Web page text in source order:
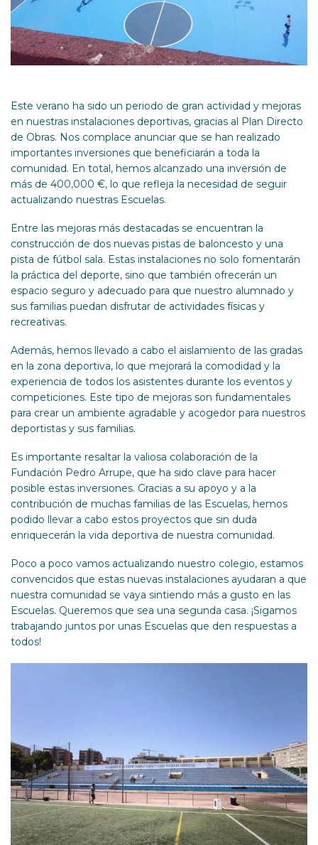
Este verano ha sido un periodo de gran actividad y mejoras
en nuestras instalaciones deportivas, gracias al Plan Directo
de Obras. Nos complace anunciar que se han realizado
importantes inversiones que beneficiarán a toda la
comunidad. En total, hemos alcanzado una inversión de
más de 400,000 €, lo que refleja la necesidad de seguir
actualizando nuestras Escuelas.
Entre las mejoras más destacadas se encuentran la
construcción de dos nuevas pistas de baloncesto y una
pista de fútbol sala. Estas instalaciones no solo fomentarán
la práctica del deporte, sino que también ofrecerán un
espacio seguro y adecuado para que nuestro alumnado y
sus familias puedan disfrutar de actividades físicas y
recreativas.
Además, hemos llevado a cabo el aislamiento de las gradas
en la zona deportiva, lo que mejorará la comodidad y la
experiencia de todos los asistentes durante los eventos y
competiciones. Este tipo de mejoras son fundamentales
para crear un ambiente agradable y acogedor para nuestros
deportistas y sus familias.
Es importante resaltar la valiosa colaboración de la
Fundación Pedro Arrupe, que ha sido clave para hacer
posible estas inversiones. Gracias a su apoyo y a la
contribución de muchas familias de las Escuelas, hemos
podido llevar a cabo estos proyectos que sin duda
enriquecerán la vida deportiva de nuestra comunidad.
Poco a poco vamos actualizando nuestro colegio, estamos
convencidos que estas nuevas instalaciones ayudaran a que
nuestra comunidad se vaya sintiendo más a gusto en las
Escuelas. Queremos que sea una segunda casa. ¡Sigamos
trabajando juntos por unas Escuelas que den respuestas a
todos!